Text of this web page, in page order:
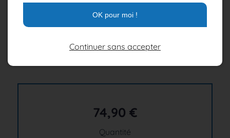
Crevettes grises : crangon crangon –
Mer du Nord
Langoustines : nephrops norvegicus - Atlantique Nord
74,90 €
Quantité
OK pour moi !
Continuer sans accepter